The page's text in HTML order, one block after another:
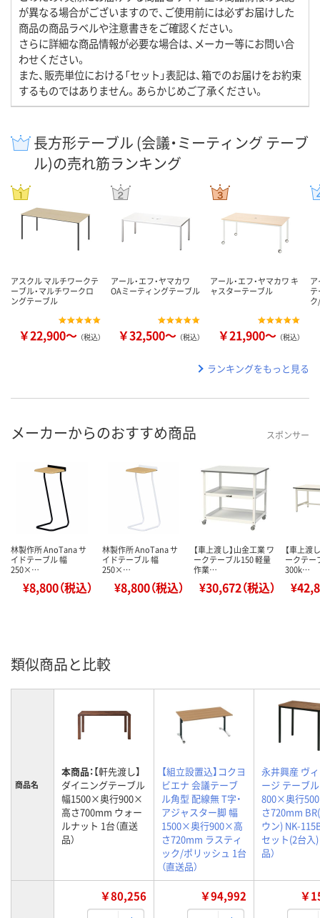
が異なる場合がございますので、ご使用前には必ずお届けした
商品の商品ラベルや注意書きをご確認ください。
さらに詳細な商品情報が必要な場合は、メーカー等にお問い合
わせください。
また、販売単位における「セット」表記は、箱でのお届けをお約束
するものではありません。あらかじめご了承ください。
長方形テーブル (会議・ミーティング テーブ
ル)の売れ筋ランキング
アスクル マルチワークテ
ーブル・マルチワークロ
ングテーブル
￥22,900～ （税込）
アール・エフ・ヤマカワ
OAミーティングテーブル
￥32,500～ （税込）
アール・エフ・ヤマカワ キ
ャスターテーブル
￥21,900～ （税込）
ランキングをもっと見る
メーカーからのおすすめ商品 スポンサー
林製作所 AnoTana サ
イドテーブル 幅
250×…
¥8,800（税込）
林製作所 AnoTana サ
イドテーブル 幅
250×…
¥8,800（税込）
【車上渡し】山金工業 ワ
ークテーブル150 軽量
作業…
¥30,672（税込）
【車上渡
ークテー
300k…
類似商品と比較
商品名
本商品：【軒先渡し】
ダイニングテーブル
幅1500×奥行900×
高さ700mm ウォー
ルナット 1台（直送
品）
【組立設置込】コクヨ
ビエナ 会議テーブ
ル角型 配線無 T字・
アジャスター脚 幅
1500×奥行900×高
さ720mm ラスティ
ック/ポリッシュ 1台
（直送品）
永井興産 ヴ
ージ テーブ
800×奥行
さ720mm
ウン) NK-
セット(2台入)
品）
￥80,256 ￥94,992 ￥